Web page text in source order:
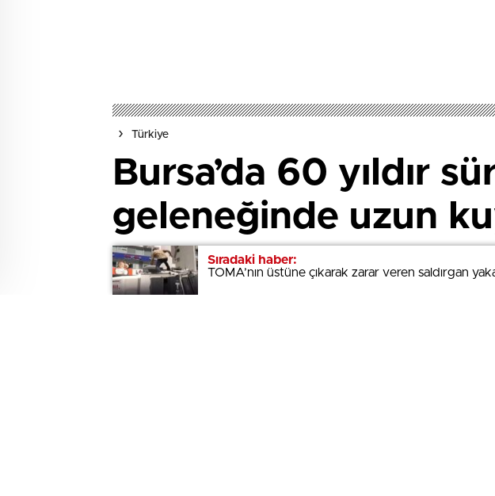
Sıradaki haber:
TOMA’nın üstüne çıkarak zarar veren saldırgan
Türkiye
Bursa’da 60 yıldır
geleneğinde uzun
Sıradaki haber:
TOMA’nın üstüne çıkarak zarar veren saldırgan